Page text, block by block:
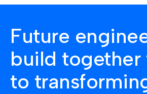
Future
build together
to